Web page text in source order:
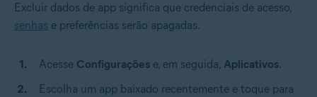
Excluir dados de app significa que credenciais de acesso,
senhas e preferências serão apagadas.
Acesse Configurações e, em seguida, Aplicativos.
Escolha um app baixado recentemente e toque para